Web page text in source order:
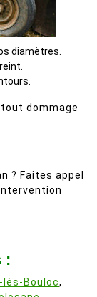
diamètres.
dommage
? Faites appel
:
lès-Bouloc,